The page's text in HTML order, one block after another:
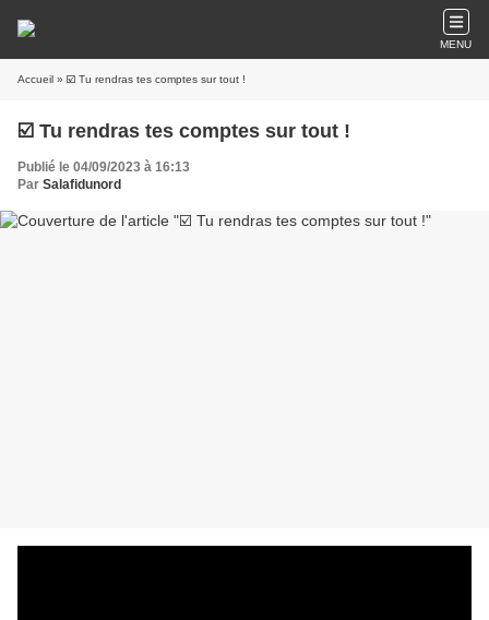
MENU
Accueil » ☑️ Tu rendras tes comptes sur tout !
☑️ Tu rendras tes comptes sur tout !
Publié le 04/09/2023 à 16:13
Par Salafidunord